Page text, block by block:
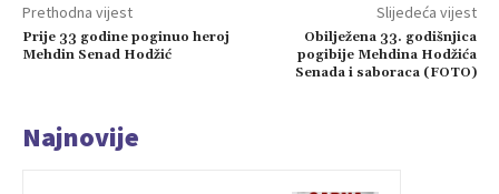
Prethodna vijest
Prije 33 godine poginuo heroj
Mehdin Senad Hodžić
Slijedeća vijest
Obilježena 33. godišnjica
pogibije Mehdina Hodžića
Senada i saboraca (FOTO)
Najnovije